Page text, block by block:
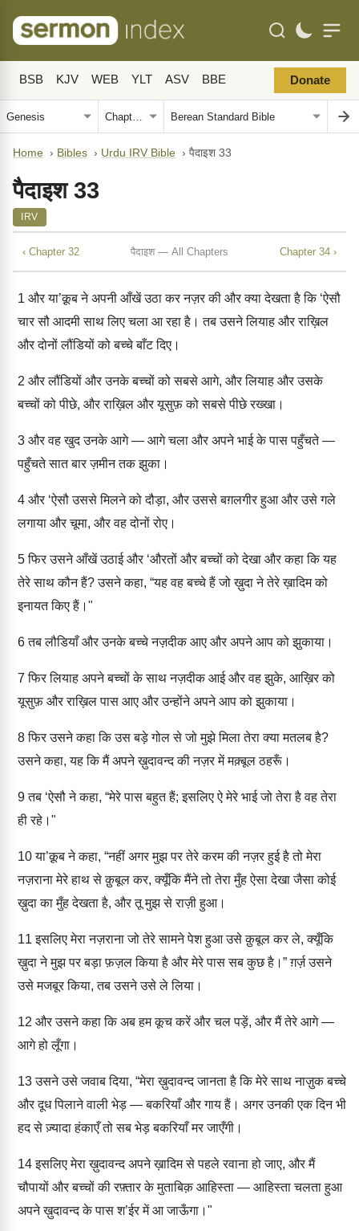
BSB KJV WEB YLT ASV BBE Donate
Home › Bibles › Urdu IRV Bible › पैदाइश 33
पैदाइश 33
IRV
‹ Chapter 32 पैदाइश — All Chapters Chapter 34 ›
1 और या’क़ूब ने अपनी आँखें उठा कर नज़र की और क्या देखता है कि ‘ऐसौ
चार सौ आदमी साथ लिए चला आ रहा है। तब उसने लियाह और राख़िल
और दोनों लौंडियों को बच्चे बाँट दिए।
2 और लौंडियों और उनके बच्चों को सबसे आगे, और लियाह और उसके
बच्चों को पीछे, और राख़िल और यूसुफ़ को सबसे पीछे रख्खा।
3 और वह खुद उनके आगे — आगे चला और अपने भाई के पास पहुँचते —
पहुँचते सात बार ज़मीन तक झुका।
4 और ‘ऐसौ उससे मिलने को दौड़ा, और उससे बग़लगीर हुआ और उसे गले
लगाया और चूमा, और वह दोनों रोए।
5फिर उसने आँखें उठाई और ‘औरतों और बच्चों को देखा और कहा कि यह
तेरे साथ कौन हैं? उसने कहा, “यह वह बच्चे हैं जो ख़ुदा ने तेरे ख़ादिम को
इनायत किए हैं।"
6तब लौडियाँ और उनके बच्चे नज़दीक आए और अपने आप को झुकाया।
7 फिर लियाह अपने बच्चों के साथ नज़दीक आई और वह झुके, आख़िर को
यूसुफ़ और राख़िल पास आए और उन्होंने अपने आप को झुकाया।
8फिर उसने कहा कि उस बड़े गोल से जो मुझे मिला तेरा क्या मतलब है?
उसने कहा, यह कि मैं अपने ख़ुदावन्द की नज़र में मक़्बूल ठहरूँ।
9तब ‘ऐसौ ने कहा, “मेरे पास बहुत हैं; इसलिए ऐ मेरे भाई जो तेरा है वह तेरा
ही रहे।"
10या’क़ूब ने कहा, “नहीं अगर मुझ पर तेरे करम की नज़र हुई है तो मेरा
नज़राना मेरे हाथ से क़ुबूल कर, क्यूँकि मैंने तो तेरा मुँह ऐसा देखा जैसा कोई
ख़ुदा का मुँह देखता है, और तू मुझ से राज़ी हुआ।
11 इसलिए मेरा नज़राना जो तेरे सामने पेश हुआ उसे क़ुबूल कर ले, क्यूँकि
ख़ुदा ने मुझ पर बड़ा फ़ज़ल किया है और मेरे पास सब कुछ है।” ग़र्ज़ उसने
उसे मजबूर किया, तब उसने उसे ले लिया।
12 और उसने कहा कि अब हम कूच करें और चल पड़ें, और मैं तेरे आगे —
आगे हो लूँगा।
13उसने उसे जवाब दिया, “मेरा ख़ुदावन्द जानता है कि मेरे साथ नाज़ुक बच्चे
और दूध पिलाने वाली भेड़ — बकरियाँ और गाय हैं। अगर उनकी एक दिन भी
हद से ज़्यादा हंकाएँ तो सब भेड़ बकरियाँ मर जाएँगी।
14इसलिए मेरा ख़ुदावन्द अपने ख़ादिम से पहले रवाना हो जाए, और मैं
चौपायों और बच्चों की रफ़्तार के मुताबिक़ आहिस्ता — आहिस्ता चलता हुआ
अपने ख़ुदावन्द के पास श’ईर में आ जाऊँगा।"